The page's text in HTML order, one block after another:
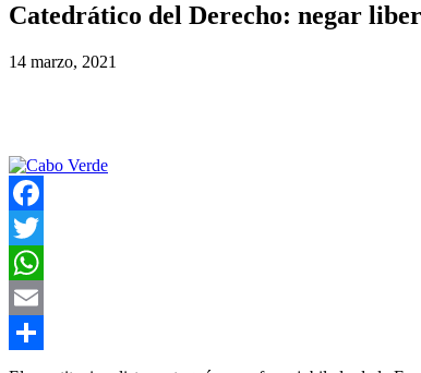
Catedrático del Derecho: negar
14 marzo, 2021
Facebook
Twitter
WhatsApp
Email
Compartir